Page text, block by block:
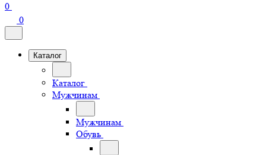
0
0
Каталог
Каталог
Мужчинам
Мужчинам
Обувь